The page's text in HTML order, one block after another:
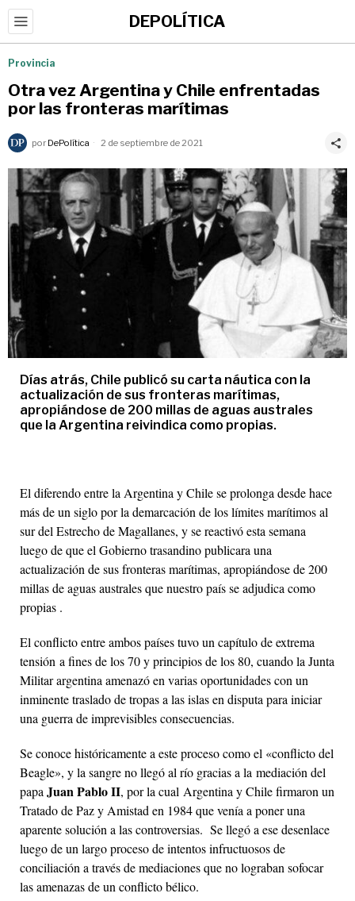
DEPOLÍTICA
Provincia
Otra vez Argentina y Chile enfrentadas
por las fronteras marítimas
por DePolítica 2 de septiembre de 2021
Días atrás, Chile publicó su carta náutica con la
actualización de sus fronteras marítimas,
apropiándose de 200 millas de aguas australes
que la Argentina reivindica como propias.
El diferendo entre la Argentina y Chile se prolonga desde hace
más de un siglo por la demarcación de los límites marítimos al
sur del Estrecho de Magallanes, y se reactivó esta semana
luego de que el Gobierno trasandino publicara una
actualización de sus fronteras marítimas, apropiándose de 200
millas de aguas australes que nuestro país se adjudica como
propias .
El conflicto entre ambos países tuvo un capítulo de extrema
tensión a fines de los 70 y principios de los 80, cuando la Junta
Militar argentina amenazó en varias oportunidades con un
inminente traslado de tropas a las islas en disputa para iniciar
una guerra de imprevisibles consecuencias.
Se conoce históricamente a este proceso como el «conflicto del
Beagle», y la sangre no llegó al río gracias a la mediación del
papa Juan Pablo II, por la cual Argentina y Chile firmaron un
Tratado de Paz y Amistad en 1984 que venía a poner una
aparente solución a las controversias. Se llegó a ese desenlace
luego de un largo proceso de intentos infructuosos de
conciliación a través de mediaciones que no lograban sofocar
las amenazas de un conflicto bélico.